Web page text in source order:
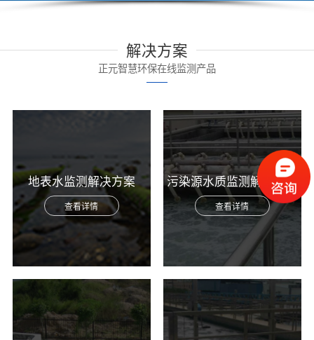
解决方案
正元智慧环保在线监测产品
地表水监测解决方案
查看详情
污染源水质监测解决方案
查看详情